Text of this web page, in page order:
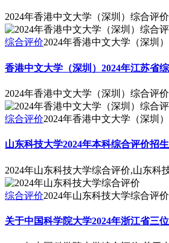
2024年香港中文大学（深圳）综合评
综合评价2024年香港中文大学（深圳
香港中文大学（深圳）2024年江苏省
2024年香港中文大学（深圳）综合评
综合评价2024年香港中文大学（深圳
山东科技大学2024年本科综合评价招
2024年山东科技大学综合评价,山东科
综合评价2024年山东科技大学综合评价
关于中国科学院大学2024年浙江省三